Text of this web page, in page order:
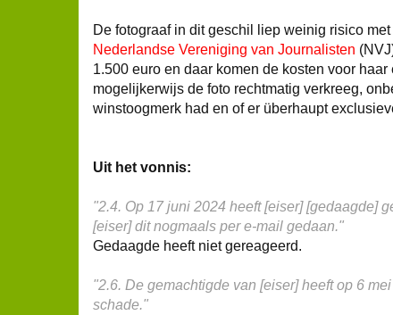
De fotograaf in dit geschil liep weinig risico
Nederlandse Vereniging van Journalisten
1.500 euro en daar komen de kosten voor
mogelijkerwijs de foto rechtmatig verkreeg,
winstoogmerk had en of er überhaupt
Uit het vonnis:
"2.4. Op 17 juni 2024 heeft [eiser] [gedaagde]
[eiser] dit nogmaals per e-mail gedaan."
Gedaagde heeft niet gereageerd.
"2.6. De gemachtigde van [eiser] heeft op 6
schade."